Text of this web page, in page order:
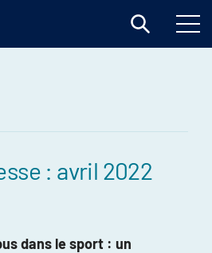
: avril 2022
dans le sport : un